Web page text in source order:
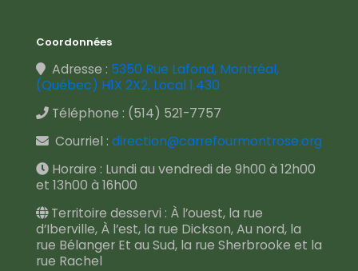
Coordonnées
Adresse : 5350 Rue Lafond, Montréal,
(Québec) H1X 2X2, Local 1.430
Téléphone : (514) 521-7757
Courriel : direction@carrefourmontrose.org
Horaire : Lundi au vendredi de 9h00 à 12h00
et 13h00 à 16h00
Territoire desservi : À l’ouest, la rue
d’Iberville, À l’est, la rue Dickson, Au nord, la
rue Bélanger Et au Sud, la rue Sherbrooke et la
rue Rachel